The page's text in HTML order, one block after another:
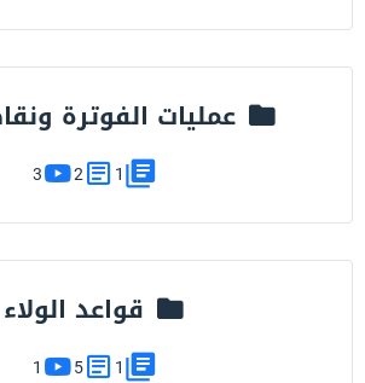
عمليات الفوترة
1
2
3
قواعد الولاء
1
5
1